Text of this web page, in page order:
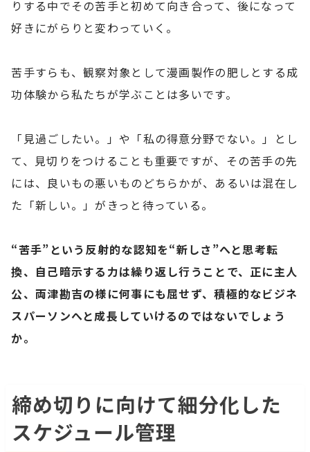
りする中でその苦手と初めて向き合って、後になって
好きにがらりと変わっていく。
苦手すらも、観察対象として漫画製作の肥しとする成
功体験から私たちが学ぶことは多いです。
「見過ごしたい。」や「私の得意分野でない。」とし
て、見切りをつけることも重要ですが、その苦手の先
には、良いもの悪いものどちらかが、あるいは混在し
た「新しい。」がきっと待っている。
“苦手”という反射的な認知を“新しさ”へと思考転
換、自己暗示する力は繰り返し行うことで、正に主人
公、両津勘吉の様に何事にも屈せず、積極的なビジネ
スパーソンへと成長していけるのではないでしょう
か。
締め切りに向けて細分化した
スケジュール管理